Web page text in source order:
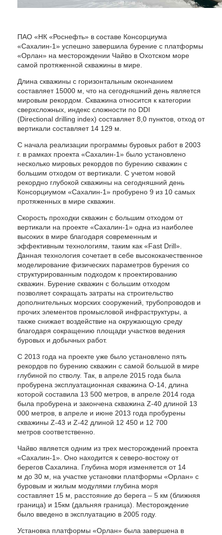
ПАО «НК «Роснефть» в составе Консорциума
«Сахалин-1» успешно завершила бурение с платформы
«Орлан» на месторождении Чайво в Охотском море
самой протяженной скважины в мире.
Длина скважины с горизонтальным окончанием
составляет 15000 м, что на сегодняшний день является
мировым рекордом. Скважина относится к категории
сверхсложных, индекс сложности по DDI
(Directional drilling index) составляет 8,0 пунктов, отход от
вертикали составляет 14 129 м.
С начала реализации программы буровых работ в 2003
г. в рамках проекта «Сахалин-1» было установлено
несколько мировых рекордов по бурению скважин с
большим отходом от вертикали. С учетом новой
рекордно глубокой скважины на сегодняшний день
Консорциумом «Сахалин-1» пробурено 9 из 10 самых
протяженных в мире скважин.
Скорость проходки скважин с большим отходом от
вертикали на проекте «Сахалин-1» одна из наиболее
высоких в мире благодаря современным и
эффективным технологиям, таким как «Fast Drill».
Данная технология сочетает в себе высококачественное
моделирование физических параметров бурения со
структурированным подходом к проектированию
скважин. Бурение скважин с большим отходом
позволяет сокращать затраты на строительство
дополнительных морских сооружений, трубопроводов и
прочих элементов промысловой инфраструктуры, а
также снижает воздействие на окружающую среду
благодаря сокращению площади участков ведения
буровых и добычных работ.
С 2013 года на проекте уже было установлено пять
рекордов по бурению скважин с самой большой в мире
глубиной по стволу. Так, в апреле 2015 года была
пробурена эксплуатационная скважина О-14, длина
которой составила 13 500 метров, в апреле 2014 года
была пробурена и закончена скважина Z-40 длиной 13
000 метров, в апреле и июне 2013 года пробурены
скважины Z-43 и Z-42 длиной 12 450 и 12 700
метров соответственно.
Чайво является одним из трех месторождений проекта
«Сахалин-1». Оно находится к северо-востоку от
берегов Сахалина. Глубина моря изменяется от 14
м до 30 м, на участке установки платформы «Орлан» с
буровым и жилым модулями глубина моря
составляет 15 м, расстояние до берега – 5 км (ближняя
граница) и 15км (дальняя граница). Месторождение
было введено в эксплуатацию в 2005 году.
Установка платформы «Орлан» была завершена в